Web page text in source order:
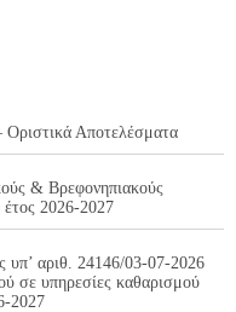
Αποτελέσματα
& Βρεφονηπιακούς
έτος 2026-2027
υπ’ αριθ. 24146/03-07-2026
σε υπηρεσίες καθαρισμού
2027